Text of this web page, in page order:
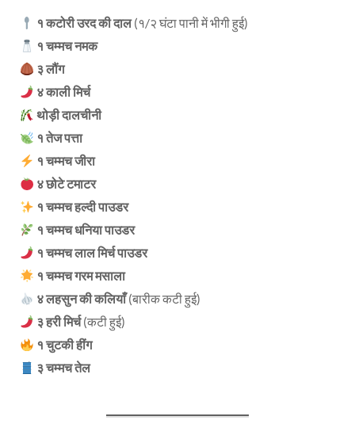
१ कटोरी उरद की दाल(१/२ घंटा पानी में भीगी हुई)
१ चम्मच नमक
३ लौंग
४ काली मिर्च
थोड़ी दालचीनी
१ तेज पत्ता
१ चम्मच जीरा
४ छोटे टमाटर
१ चम्मच हल्दी पाउडर
१ चम्मच धनिया पाउडर
१ चम्मच लाल मिर्च पाउडर
१ चम्मच गरम मसाला
४ लहसुन की कलियाँ(बारीक कटी हुई)
३ हरी मिर्च(कटी हुई)
१ चुटकी हींग
३ चम्मच तेल